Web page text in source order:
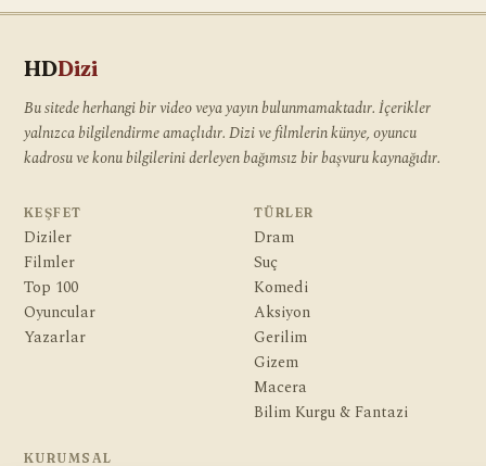
HDDizi
Bu sitede herhangi bir video veya yayın bulunmamaktadır. İçerikler
yalnızca bilgilendirme amaçlıdır. Dizi ve filmlerin künye, oyuncu
kadrosu ve konu bilgilerini derleyen bağımsız bir başvuru kaynağıdır.
KEŞFET
Diziler
Filmler
Top 100
Oyuncular
Yazarlar
TÜRLER
Dram
Suç
Komedi
Aksiyon
Gerilim
Gizem
Macera
Bilim Kurgu & Fantazi
KURUMSAL